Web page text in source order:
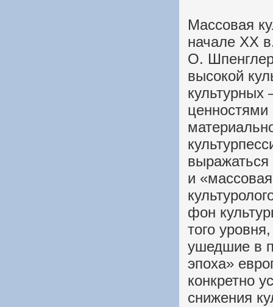
Массовая
начале XX
О.
высокой
ценностями
и
фон
того
ушедшие в
эпоха»
конкретно
снижения